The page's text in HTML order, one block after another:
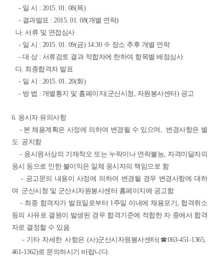
- 일 시 : 2015. 01. 08(목)
- 결과발표 : 2015. 01. 08(개별 연락)
나. 서류 및 면접심사
- 일 시 : 2015. 01. 09(금) 14:30 ※ 장소 추후 개별 연락
- 대 상 : 서류검토 결과 적합자에 한하여 항목별 배점심사
다. 최종합격자 발표
- 일 시 : 2015. 01. 20(화)
- 방 법 : 개별통지 및 홈페이지(군산시청, 자원봉사센터) 공고
6. 응시자 유의사항
- 본 채용계획은 사정에 의하여 변경될 수 있으며, 변경사항은 별
도 공지함
- 응시원서상의 기재착오 또는 누락이나 연락불능, 자격미달자의
응시 등으로 인한 불이익은 일체 응시자의 책임으로 함
- 공고문의 내용이 사정에 의하여 변경될 경우 변경사항에 대하
여
군산시청 및 군산시자원봉사센터 홈페이지에 공고함
- 최종 합격자가 발표일로부터 1주일 이내에 채용포기, 합격취소
등의 사유로 결원이 발생된 경우 합격기준에 적합한 자 중에서 합격
자로 결정할 수 있음
- 기타 자세한 사항은 (사)군산시자원봉사센터(☎063-451-1365,
461-1362)로 문의하시기 바랍니다.